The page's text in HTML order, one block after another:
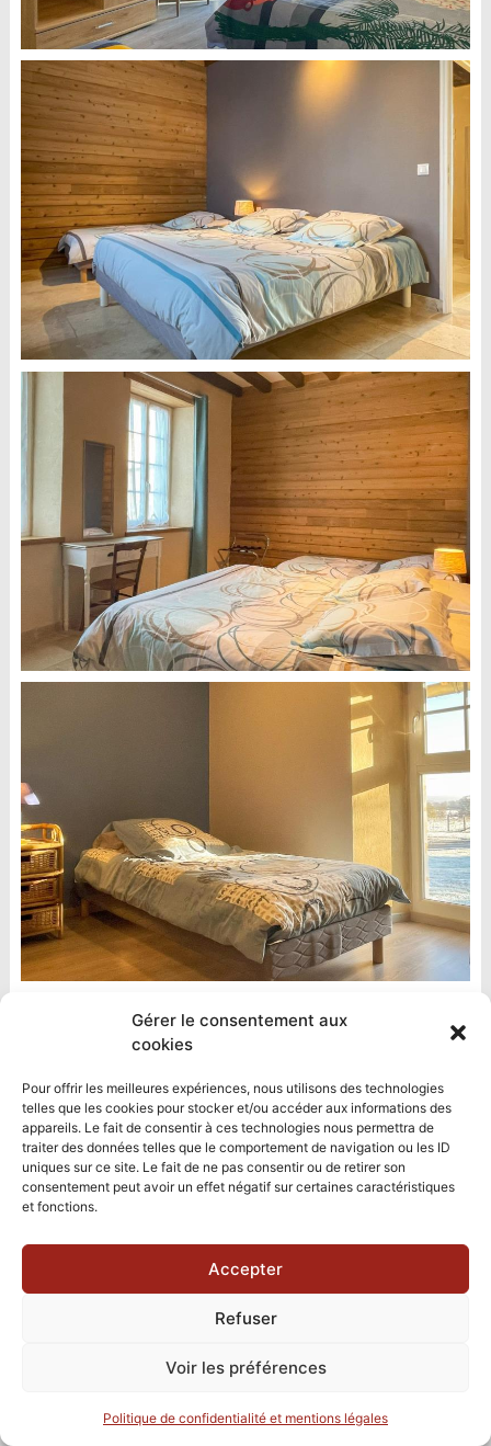
Gérer le consentement aux
cookies
Pour offrir les meilleures expériences, nous utilisons des technologies
telles que les cookies pour stocker et/ou accéder aux informations des
appareils. Le fait de consentir à ces technologies nous permettra de
traiter des données telles que le comportement de navigation ou les ID
uniques sur ce site. Le fait de ne pas consentir ou de retirer son
consentement peut avoir un effet négatif sur certaines caractéristiques
et fonctions.
Accepter
Refuser
Voir les préférences
Politique de confidentialité et mentions légales